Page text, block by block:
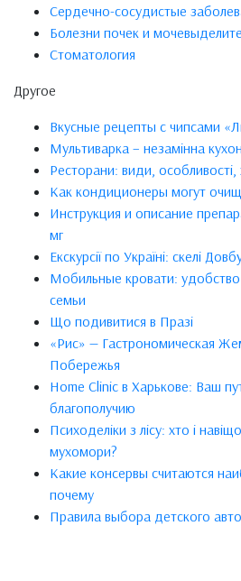
Сердечно-сосудистые
Болезни почек и
Стоматология
Другое
Вкусные рецепты с чипсами
Мультиварка – незамінна
Ресторани: види, особливості,
Как кондиционеры могут
Инструкция и описание
мг
Екскурсії по Україні: скелі
Мобильные кровати:
семьи
Що подивитися в Празі
«Рис» — Гастрономическая
Побережья
Home Clinic в Харькове: Ваш
благополучию
Психоделіки з лісу: хто і
мухомори?
Какие консервы считаются
почему
Правила выбора детского